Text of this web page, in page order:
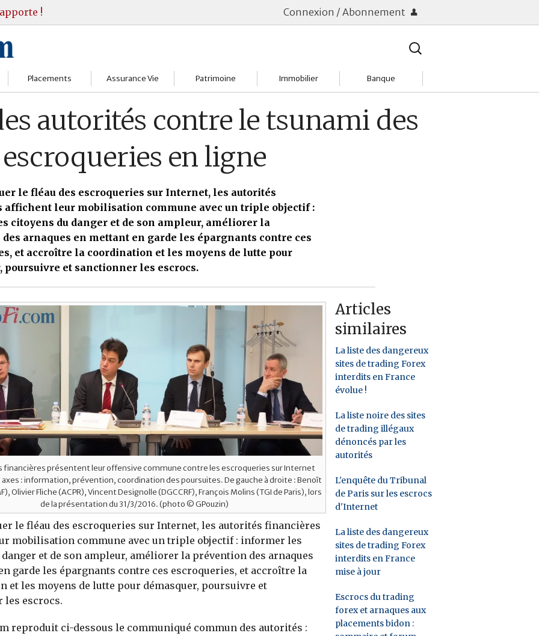
! Connexion / Abonnement
Rechercher
Placements
Fonds d’investissments
Assurance vie
Livrets
Immobilier
Divers
Assurance Vie
Assureurs
Choisir
Comprendre
Contrats
Gérer
Patrimoine
Bilan Patrimoine
Conseil Gestion
Objectifs & stratégie
Retraite
Transmission
Immobilier
Acheter
Tendances
Banque
Changer de banque
Comptes & Livrets
autorités contre le tsunami des
escroqueries en ligne
le fléau des escroqueries sur Internet, les autorités
affichent leur mobilisation commune avec un triple objectif :
citoyens du danger et de son ampleur, améliorer la
arnaques en mettant en garde les épargnants contre ces
et accroître la coordination et les moyens de lutte pour
poursuivre et sanctionner les escrocs.
financières présentent leur offensive commune contre les escroqueries sur Internet
: information, prévention, coordination des poursuites. De gauche à droite : Benoît
Olivier Fliche (ACPR), Vincent Designolle (DGCCRF), François Molins (TGI de Paris), lors
de la présentation du 31/3/2016. (photo © GPouzin)
le fléau des escroqueries sur Internet, les autorités financières
mobilisation commune avec un triple objectif : informer les
et de son ampleur, améliorer la prévention des arnaques
garde les épargnants contre ces escroqueries, et accroître la
et les moyens de lutte pour démasquer, poursuivre et
les escrocs.
reproduit ci-dessous le communiqué commun des autorités :
Articles
similaires
La liste des dangereux
sites de trading Forex
interdits en France
évolue !
La liste noire des sites
de trading illégaux
dénoncés par les
autorités
L'enquête du Tribunal
de Paris sur les escrocs
d'Internet
La liste des dangereux
sites de trading Forex
interdits en France
mise à jour
Escrocs du trading
forex et arnaques aux
placements bidon :